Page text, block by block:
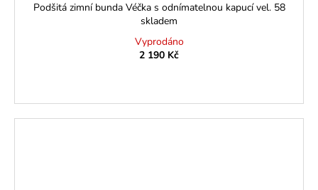
Podšitá zimní bunda Véčka s odnímatelnou kapucí vel. 58
skladem
Vyprodáno
2 190 Kč